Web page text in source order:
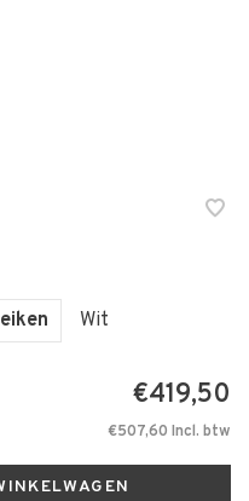
Wit
€419,50
€507,60 Incl. btw